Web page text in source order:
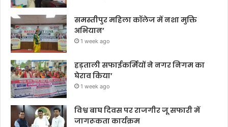
समस्तीपुर महिला कॉलेज में नशा मुक्ति
अभियान’
1 week ago
हड़ताली सफाईकर्मियों ने नगर निगम का
घेराव किया’
1 week ago
विश्व बाघ दिवस पर राजगीर जू सफारी में
जागरूकता कार्यक्रम